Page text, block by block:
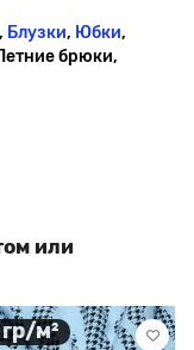
, Блузки, Юбки,
брюки,
или
м²